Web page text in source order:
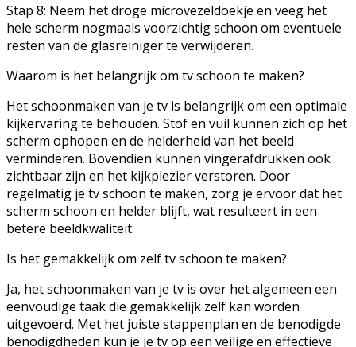
Stap 8: Neem het droge microvezeldoekje en veeg het
hele scherm nogmaals voorzichtig schoon om eventuele
resten van de glasreiniger te verwijderen.
Waarom is het belangrijk om tv schoon te maken?
Het schoonmaken van je tv is belangrijk om een optimale
kijkervaring te behouden. Stof en vuil kunnen zich op het
scherm ophopen en de helderheid van het beeld
verminderen. Bovendien kunnen vingerafdrukken ook
zichtbaar zijn en het kijkplezier verstoren. Door
regelmatig je tv schoon te maken, zorg je ervoor dat het
scherm schoon en helder blijft, wat resulteert in een
betere beeldkwaliteit.
Is het gemakkelijk om zelf tv schoon te maken?
Ja, het schoonmaken van je tv is over het algemeen een
eenvoudige taak die gemakkelijk zelf kan worden
uitgevoerd. Met het juiste stappenplan en de benodigde
benodigdheden kun je je tv op een veilige en effectieve